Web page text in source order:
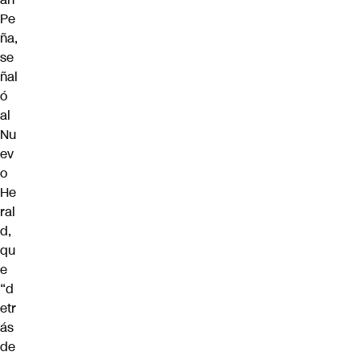
Pe
ña,
se
ñal
ó
al
Nu
ev
o
He
ral
d,
qu
e
“d
etr
ás
de